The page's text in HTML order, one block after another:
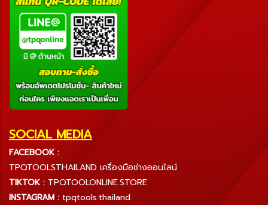
SOCIAL MEDIA
FACEBOOK :
TPQTOOLSTHAILAND เครื่องมือช่างออนไลน์
TIKTOK : TPQTOOLONLINE.STORE
INSTAGRAM : tpqtools.thailand